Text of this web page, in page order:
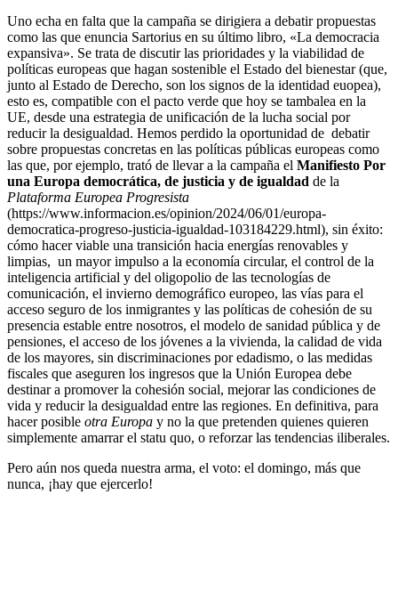
Uno echa en falta que la campaña se dirigiera a debatir propuestas
como las que enuncia Sartorius en su último libro, «La democracia
expansiva». Se trata de discutir las prioridades y la viabilidad de
políticas europeas que hagan sostenible el Estado del bienestar (que,
junto al Estado de Derecho, son los signos de la identidad euopea),
esto es, compatible con el pacto verde que hoy se tambalea en la
UE, desde una estrategia de unificación de la lucha social por
reducir la desigualdad. Hemos perdido la oportunidad de debatir
sobre propuestas concretas en las políticas públicas europeas como
las que, por ejemplo, trató de llevar a la campaña el Manifiesto Por
una Europa democrática, de justicia y de igualdad de la
Plataforma Europea Progresista
(https://www.informacion.es/opinion/2024/06/01/europa-
democratica-progreso-justicia-igualdad-103184229.html), sin éxito:
cómo hacer viable una transición hacia energías renovables y
limpias, un mayor impulso a la economía circular, el control de la
inteligencia artificial y del oligopolio de las tecnologías de
comunicación, el invierno demográfico europeo, las vías para el
acceso seguro de los inmigrantes y las políticas de cohesión de su
presencia estable entre nosotros, el modelo de sanidad pública y de
pensiones, el acceso de los jóvenes a la vivienda, la calidad de vida
de los mayores, sin discriminaciones por edadismo, o las medidas
fiscales que aseguren los ingresos que la Unión Europea debe
destinar a promover la cohesión social, mejorar las condiciones de
vida y reducir la desigualdad entre las regiones. En definitiva, para
hacer posible otra Europa y no la que pretenden quienes quieren
simplemente amarrar el statu quo, o reforzar las tendencias iliberales.
Pero aún nos queda nuestra arma, el voto: el domingo, más que
nunca, ¡hay que ejercerlo!